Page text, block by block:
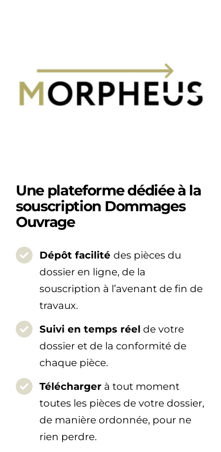
Une plateforme dédiée à la
souscription Dommages
Ouvrage
Dépôt facilité des pièces du
dossier en ligne, de la
souscription à l’avenant de fin de
travaux.
Suivi en temps réel de votre
dossier et de la conformité de
chaque pièce.
Téléchargerà tout moment
toutes les pièces de votre dossier,
de manière ordonnée, pour ne
rien perdre.